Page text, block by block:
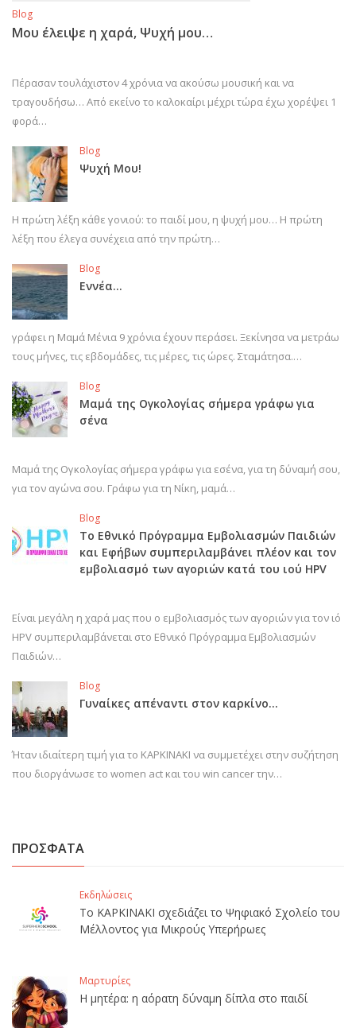
Blog
Μου έλειψε η χαρά, Ψυχή μου…
Πέρασαν τουλάχιστον 4 χρόνια να ακούσω μουσική και να
τραγουδήσω… Από εκείνο το καλοκαίρι μέχρι τώρα έχω χορέψει 1
φορά…
Blog
Ψυχή Μου!
Η πρώτη λέξη κάθε γονιού: το παιδί μου, η ψυχή μου… Η πρώτη
λέξη που έλεγα συνέχεια από την πρώτη…
Blog
Εννέα…
γράφει η Μαμά Μένια 9 χρόνια έχουν περάσει. Ξεκίνησα να μετράω
τους μήνες, τις εβδομάδες, τις μέρες, τις ώρες. Σταμάτησα.…
Blog
Μαμά της Ογκολογίας σήμερα γράφω για
σένα
Μαμά της Ογκολογίας σήμερα γράφω για εσένα, για τη δύναμή σου,
για τον αγώνα σου. Γράφω για τη Νίκη, μαμά…
Blog
Το Εθνικό Πρόγραμμα Εμβολιασμών Παιδιών
και Εφήβων συμπεριλαμβάνει πλέον και τον
εμβολιασμό των αγοριών κατά του ιού HPV
Είναι μεγάλη η χαρά μας που ο εμβολιασμός των αγοριών για τον ιό
HPV συμπεριλαμβάνεται στο Εθνικό Πρόγραμμα Εμβολιασμών
Παιδιών…
Blog
Γυναίκες απέναντι στον καρκίνο…
Ήταν ιδιαίτερη τιμή για το ΚΑΡΚΙΝΑΚΙ να συμμετέχει στην συζήτηση
που διοργάνωσε το women act και του win cancer την…
ΠΡΟΣΦΑΤΑ
Εκδηλώσεις
Το ΚΑΡΚΙΝΑΚΙ σχεδιάζει το Ψηφιακό Σχολείο του
Μέλλοντος για Μικρούς Υπερήρωες
Μαρτυρίες
Η μητέρα: η αόρατη δύναμη δίπλα στο παιδί